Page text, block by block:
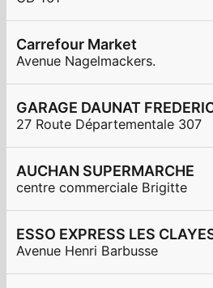
Carrefour Market
Avenue Nagelmackers.
GARAGE DAUNAT
27 Route Départementale 307
AUCHAN SUPERMARCHE
centre commerciale Brigitte
Avenue Henri Barbusse